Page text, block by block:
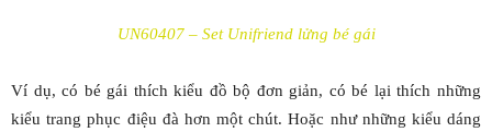
UN60407 – Set Unifriend lửng bé gái
Ví dụ, có bé gái thích kiểu đồ bộ đơn giản, có bé lại thích những
kiểu trang phục điệu đà hơn một chút. Hoặc như những kiểu dáng